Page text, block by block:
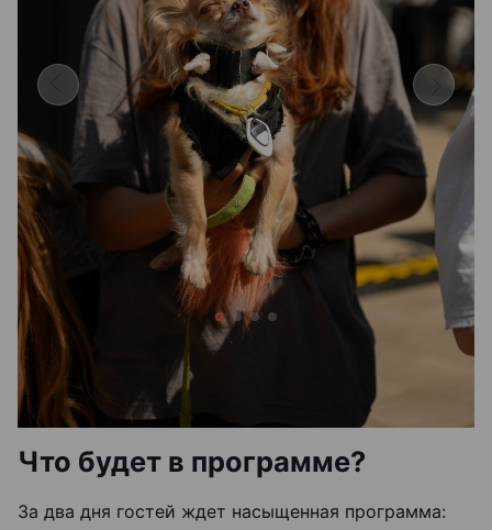
Что будет в программе?
За два дня гостей ждет насыщенная программа: